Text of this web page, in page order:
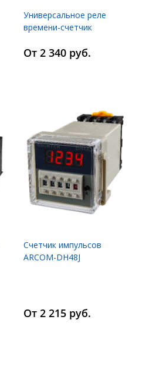
Универсальное реле
времени-счетчик
наработки-тахометр
От 2 340 руб.
Счетчик импульсов
ARCOM-DH48J
От 2 215 руб.